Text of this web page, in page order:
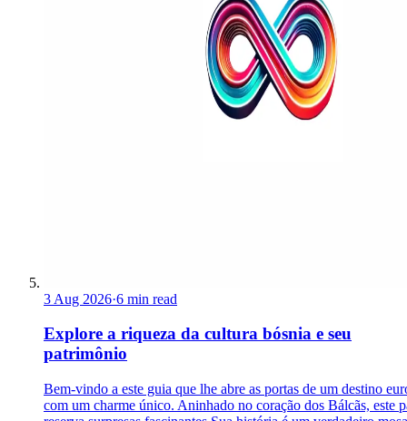
3 Aug 2026·6 min read
Explore a riqueza da cultura bósnia e seu
patrimônio
Bem-vindo a este guia que lhe abre as portas de um destino
com um charme único. Aninhado no coração dos Bálcãs, este